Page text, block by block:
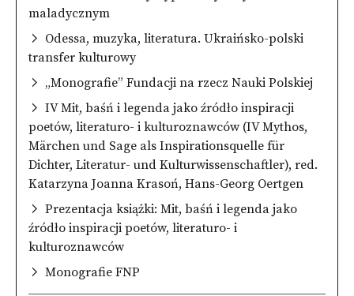
maladycznym
Odessa, muzyka, literatura. Ukraińsko-polski
transfer kulturowy
„Monografie” Fundacji na rzecz Nauki Polskiej
IV Mit, baśń i legenda jako źródło inspiracji
poetów, literaturo- i kulturoznawców (IV Mythos,
Märchen und Sage als Inspirationsquelle für
Dichter, Literatur- und Kulturwissenschaftler), red.
Katarzyna Joanna Krasoń, Hans-Georg Oertgen
Prezentacja książki: Mit, baśń i legenda jako
źródło inspiracji poetów, literaturo- i
kulturoznawców
Monografie FNP